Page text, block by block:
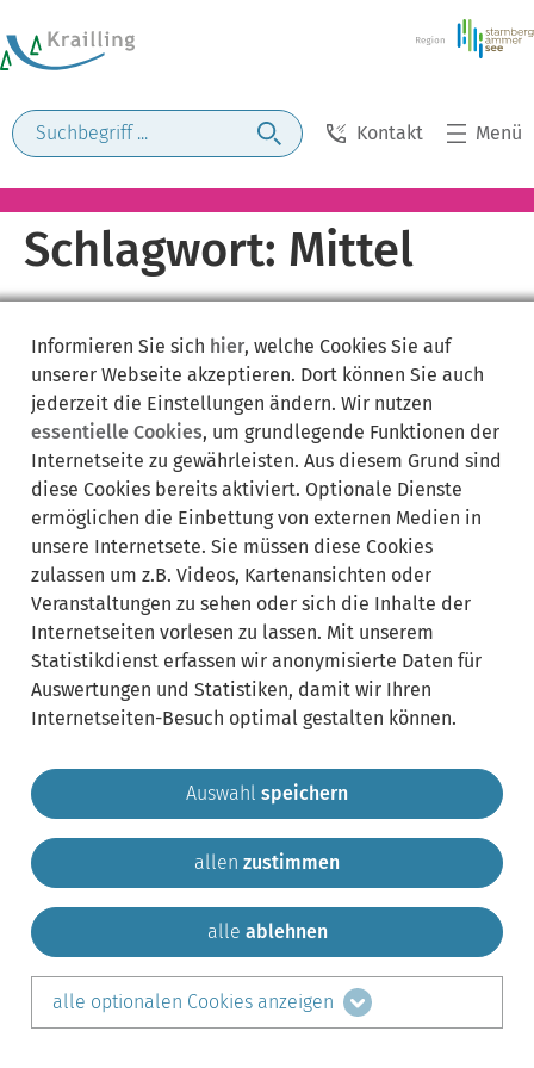
Kontakt Menü
Schlagwort: Mittel
Gemeinde Krailling Impressum
Sitemap
Kontakt
teilen auf:
LinkedIn
Informieren Sie sich hier, welche Cookies Sie auf
unserer Webseite akzeptieren. Dort können Sie auch
jederzeit die Einstellungen ändern. Wir nutzen
essentielle Cookies, um grundlegende Funktionen der
Internetseite zu gewährleisten. Aus diesem Grund sind
diese Cookies bereits aktiviert. Optionale Dienste
ermöglichen die Einbettung von externen Medien in
unsere Internetsete. Sie müssen diese Cookies
zulassen um z.B. Videos, Kartenansichten oder
Veranstaltungen zu sehen oder sich die Inhalte der
Internetseiten vorlesen zu lassen. Mit unserem
Statistikdienst erfassen wir anonymisierte Daten für
Auswertungen und Statistiken, damit wir Ihren
Internetseiten-Besuch optimal gestalten können.
Auswahl speichern
allen zustimmen
alle ablehnen
alle optionalen Cookies anzeigen